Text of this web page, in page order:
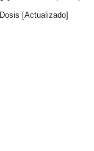
Dosis [Actualizado]